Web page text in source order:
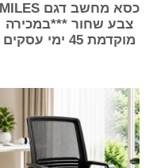
כסא מחשב דגם MILES
צבע שחור ***במכירה
מוקדמת 45 ימי עסקים